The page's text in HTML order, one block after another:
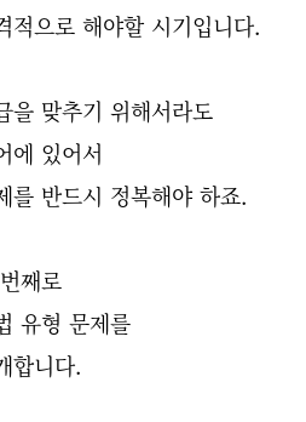
적으로 해야할 시기입니다.
을 맞추기 위해서라도
에 있어서
를 반드시 정복해야 하죠.
째로
유형 문제를
합니다.